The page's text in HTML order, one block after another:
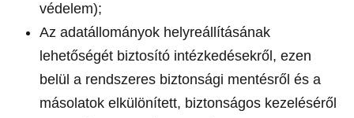
védelem);
Az adatállományok helyreállításának
lehetőségét biztosító intézkedésekről, ezen
belül a rendszeres biztonsági mentésről és a
másolatok elkülönített, biztonságos kezeléséről